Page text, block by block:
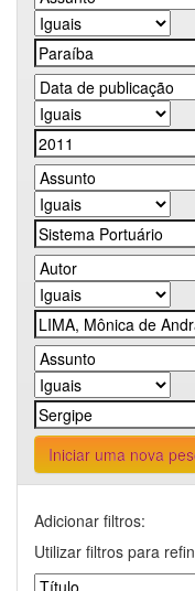
Iniciar uma nova
Adicionar filtros:
Utilizar filtros para